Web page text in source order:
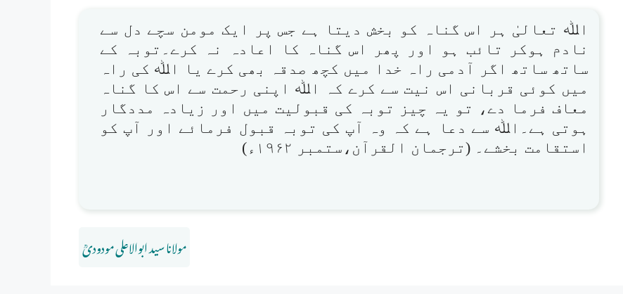
اﷲ تعالیٰ ہر اس گناہ کو بخش دیتا ہے جس پر ایک مومن سچے دل سے
نادم ہوکر تائب ہو اور پھر اس گناہ کا اعادہ نہ کرے۔توبہ کے
ساتھ ساتھ اگر آدمی راہ خدا میں کچھ صدقہ بھی کرے یا اﷲ کی راہ
میں کوئی قربانی اس نیت سے کرے کہ اﷲ اپنی رحمت سے اس کا گناہ
معاف فرما دے، تو یہ چیز توبہ کی قبولیت میں اور زیادہ مددگار
ہوتی ہے۔اﷲ سے دعا ہے کہ وہ آپ کی توبہ قبول فرمائے اور آپ کو
استقامت بخشے۔ (ترجمان القرآن،ستمبر ۱۹۶۲ء)
مولانا سید ابوالاعلی مودودیؒ